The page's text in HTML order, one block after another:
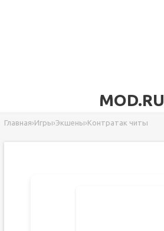
MOD.RU
Главная›Игры›Экшены›Контратак читы